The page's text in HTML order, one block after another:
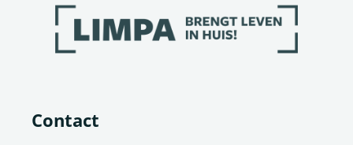
Contact